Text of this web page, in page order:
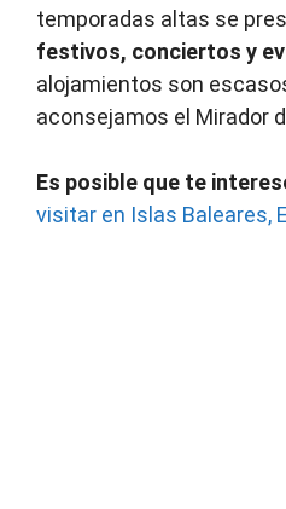
temporadas altas se
festivos, conciertos y
alojamientos son
aconsejamos el Mirador
Es posible que te
visitar en Islas Baleares,